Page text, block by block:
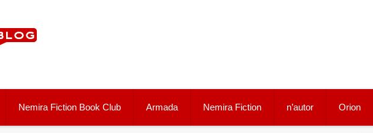
Nemira Fiction Book Club Armada Nemira Fiction n’autor Orion